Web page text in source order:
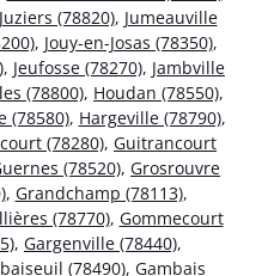
Juziers (78820), Jumeauville
, Jouy-en-Josas (78350),
, Jeufosse (78270), Jambville
(78800), Houdan (78550),
(78580), Hargeville (78790),
(78280), Guitrancourt
(78520), Grosrouvre
, Grandchamp (78113),
(78770), Gommecourt
, Gargenville (78440),
(78490), Gambais